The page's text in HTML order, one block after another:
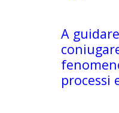
A
processi